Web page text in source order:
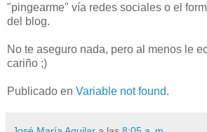
"pingearme" vía redes sociales o el
del blog.
No te aseguro nada, pero al menos le
cariño ;)
Publicado en Variable not found.